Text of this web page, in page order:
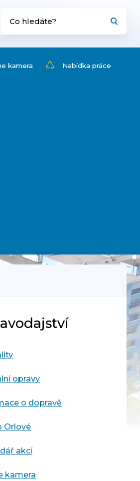
kamera Nabídka práce
opravy
o dopravě
Orlové
akcí
kamera